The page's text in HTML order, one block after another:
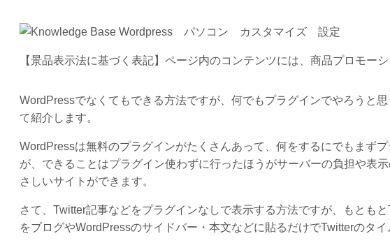
【景品表示法に基づく表記】ページ内のコンテンツには、商品プロモー
WordPressでなくてもできる方法ですが、何でもプラグインでやろうと
て紹介します。
WordPressは無料のプラグインがたくさんあって、何をするにでもまず
が、できることはプラグイン使わずに行ったほうがサーバーの負担や表
さしいサイトができます。
さて、Twitter記事などをプラグインなしで表示する方法ですが、もとも
をブログやWordPressのサイドバー・本文などに貼るだけでTwitterのタ